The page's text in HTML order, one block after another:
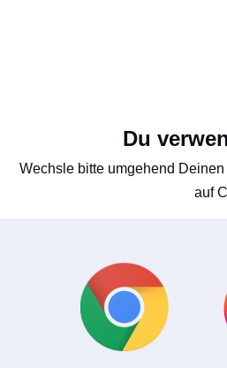
Du
Wechsle bitte umgehend
auf